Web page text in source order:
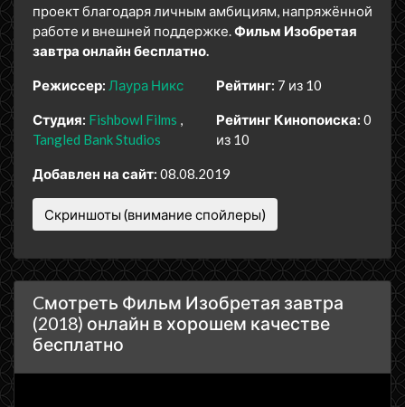
проект благодаря личным амбициям, напряжённой
работе и внешней поддержке. Фильм Изобретая
завтра онлайн бесплатно.
Режиссер: Лаура Никс
Студия: Fishbowl Films
Tangled Bank Studios
Рейтинг: 7 из 10
Рейтинг Кинопоиска: 0
из 10
Добавлен на сайт: 08.08.2019
Скриншоты (внимание спойлеры)
Cмотреть Фильм Изобретая завтра
(2018) онлайн в хорошем качестве
бесплатно